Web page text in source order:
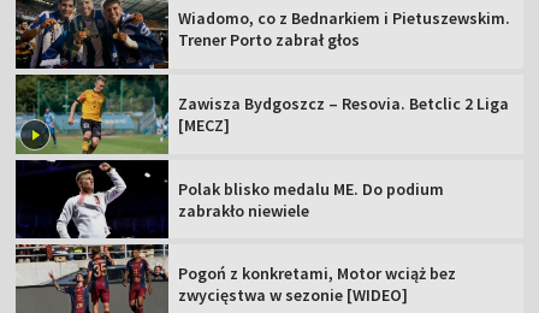
Wiadomo, co z Bednarkiem i Pietuszewskim.
Trener Porto zabrał głos
Zawisza Bydgoszcz – Resovia. Betclic 2 Liga
[MECZ]
Polak blisko medalu ME. Do podium
zabrakło niewiele
Pogoń z konkretami, Motor wciąż bez
zwycięstwa w sezonie [WIDEO]